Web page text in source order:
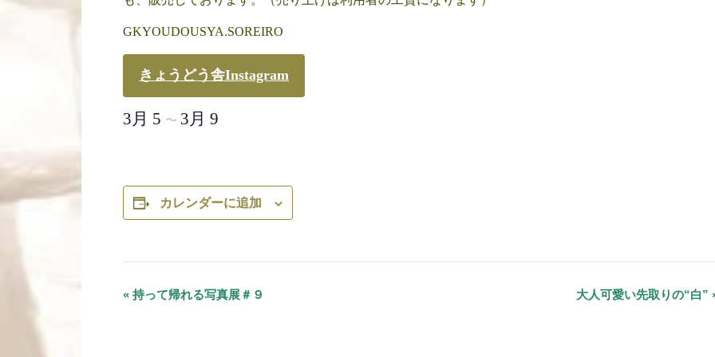
GKYOUDOUSYA.SOREIRO
きょうどう舎Instagram
3月 5 〜 3月 9
カレンダーに追加
« 持って帰れる写真展＃９ 大人可愛い先取りの“白”